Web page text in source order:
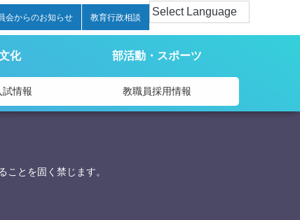
会からのお知らせ 教育行政相談
化 部活動・スポーツ
試情報 教職員採用情報
とを固く禁じます。